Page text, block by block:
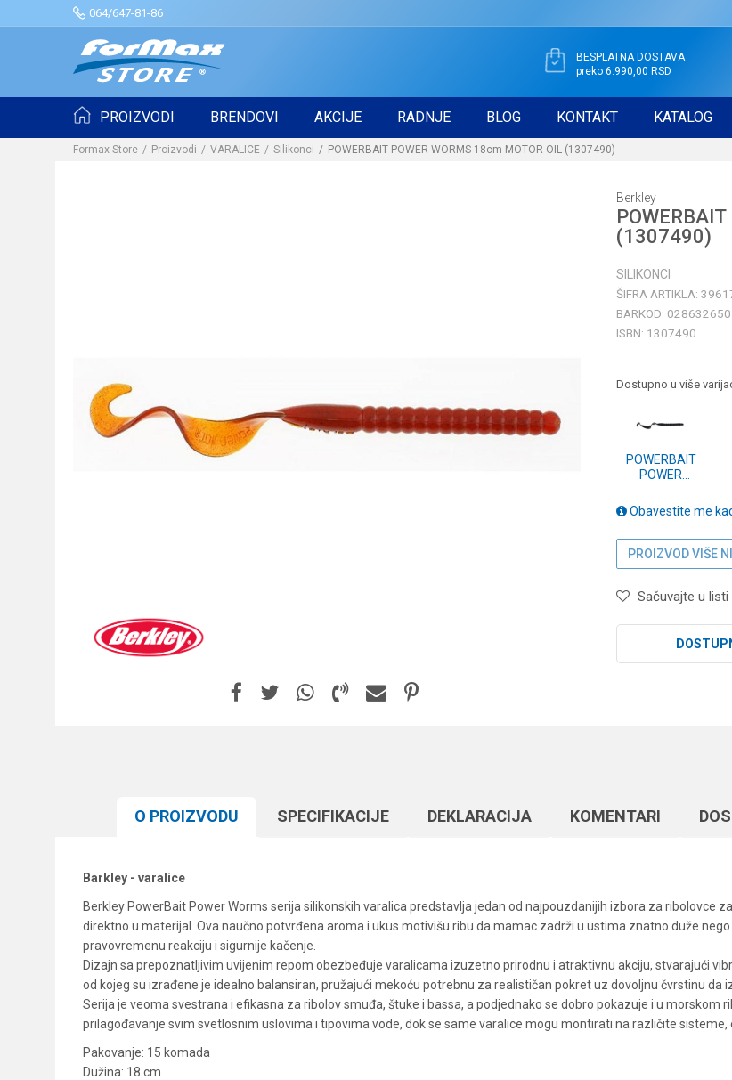
064/647-81-86
BESPLATNA DOSTAVA
preko 6.990,00 RSD
PROIZVODI BRENDOVI AKCIJE RADNJE BLOG KONTAKT KATALOG
Formax Store Proizvodi VARALICE Silikonci POWERBAIT POWER WORMS 18cm MOTOR OIL (1307490)
Berkley
(1307490)
SILIKONCI
ŠIFRA ARTIKLA:
BARKOD:
ISBN: 1307490
Dostupno u više
POWERBAIT
POWER
BLACK
(1307475)
Obavestite me
PROIZVOD VIŠE
Sačuvajte u listi
O PROIZVODU SPECIFIKACIJЕ DEKLARACIJA KOMENTARI
Barkley - varalice
Berkley PowerBait Power Worms serija silikonskih varalica predstavlja jedan od najpouzdanijih izbora za ribolovce
direktno u materijal. Ova naučno potvrđena aroma i ukus motivišu ribu da mamac zadrži u ustima znatno duže
pravovremenu reakciju i sigurnije kačenje.
Dizajn sa prepoznatljivim uvijenim repom obezbeđuje varalicama izuzetno prirodnu i atraktivnu akciju, stvarajući
od kojeg su izrađene je idealno balansiran, pružajući mekoću potrebnu za realističan pokret uz dovoljnu čvrstinu da
Serija je veoma svestrana i efikasna za ribolov smuđa, štuke i bassa, a podjednako se dobro pokazuje i u morskom
prilagođavanje svim svetlosnim uslovima i tipovima vode, dok se same varalice mogu montirati na različite sisteme,
Pakovanje: 15 komada
Dužina: 18 cm